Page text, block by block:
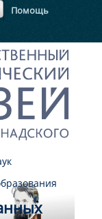
Помощь